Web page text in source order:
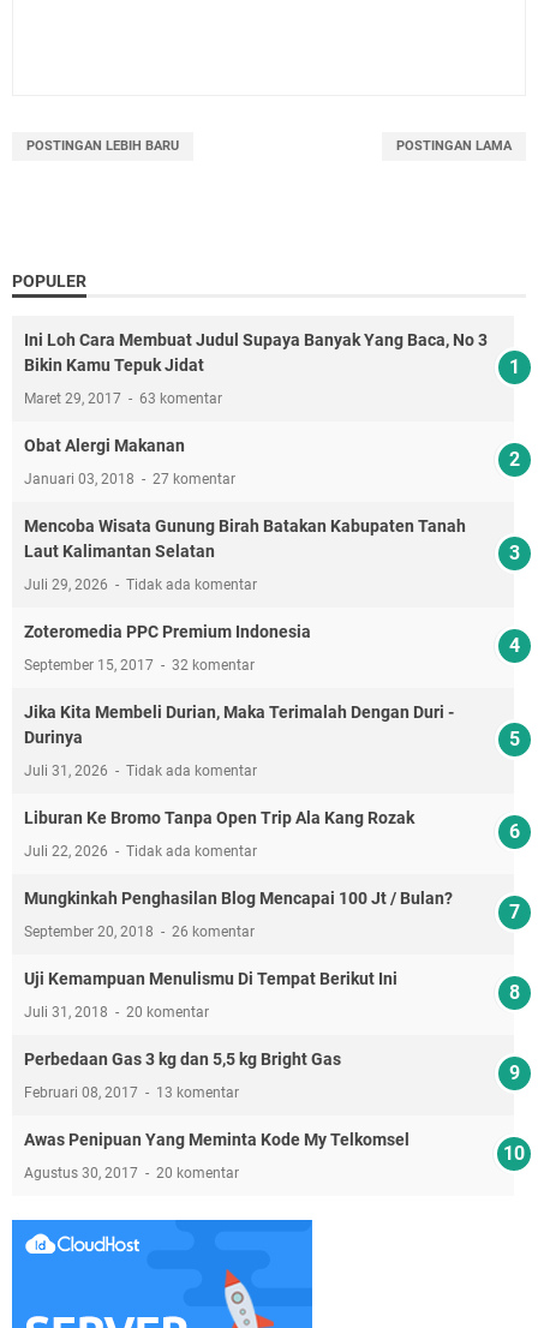
POSTINGAN LEBIH BARU POSTINGAN LAMA
POPULER
Ini Loh Cara Membuat Judul Supaya Banyak Yang Baca, No 3
Bikin Kamu Tepuk Jidat
Maret 29, 2017 63 komentar
Obat Alergi Makanan
Januari 03, 2018 27 komentar
Mencoba Wisata Gunung Birah Batakan Kabupaten Tanah
Laut Kalimantan Selatan
Juli 29, 2026 Tidak ada komentar
Zoteromedia PPC Premium Indonesia
September 15, 2017 32 komentar
Jika Kita Membeli Durian, Maka Terimalah Dengan Duri -
Durinya
Juli 31, 2026 Tidak ada komentar
Liburan Ke Bromo Tanpa Open Trip Ala Kang Rozak
Juli 22, 2026 Tidak ada komentar
Mungkinkah Penghasilan Blog Mencapai 100 Jt / Bulan?
September 20, 2018 26 komentar
Uji Kemampuan Menulismu Di Tempat Berikut Ini
Juli 31, 2018 20 komentar
Perbedaan Gas 3 kg dan 5,5 kg Bright Gas
Februari 08, 2017 13 komentar
Awas Penipuan Yang Meminta Kode My Telkomsel
Agustus 30, 2017 20 komentar